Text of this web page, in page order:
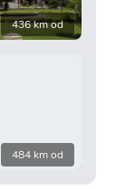
436 km od
484 km od